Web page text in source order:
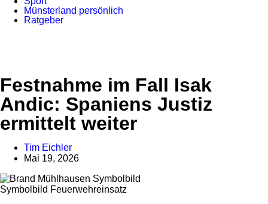
Münsterland persönlich
Ratgeber
Festnahme im Fall Isak
Andic: Spaniens Justiz
ermittelt weiter
Tim Eichler
Mai 19, 2026
Symbolbild Feuerwehreinsatz